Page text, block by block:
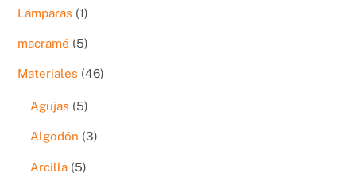
Lámparas 11
macramé 55
Materiales 4646
Agujas
55
Algodón 33
Arcilla 55